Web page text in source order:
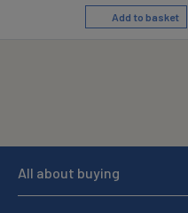
Add to basket
All about buying